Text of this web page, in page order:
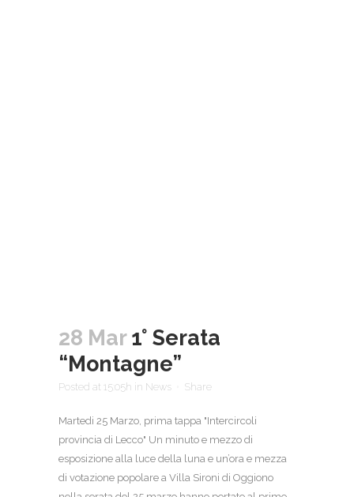
28 Mar 1° Serata
“Montagne”
Posted at 15:05h in News Share
Martedi 25 Marzo, prima tappa "Intercircoli
provincia di Lecco" Un minuto e mezzo di
esposizione alla luce della luna e un’ora e mezza
di votazione popolare a Villa Sironi di Oggiono